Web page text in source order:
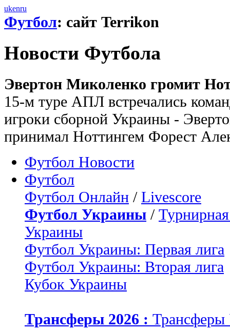
ukenru
Футбол: сайт Terrikon
Новости Футбола
Эвертон Миколенко громит
15-м туре АПЛ встречались
игроки сборной Украины -
принимал Ноттингем Форест
Футбол Новости
Футбол
Футбол Онлайн / Livescore
Футбол Украины /
Украины
Футбол Украины: Первая лига
Футбол Украины: Вторая лига
Кубок Украины
Трансферы 2026 :